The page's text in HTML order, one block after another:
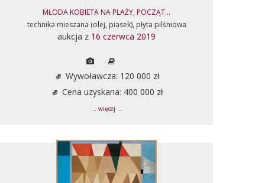
MŁODA KOBIETA NA PLAŻY, POCZĄT...
technika mieszana (olej, piasek), płyta pilśniowa
aukcja z 16 czerwca 2019
Wywoławcza: 120 000 zł
Cena uzyskana: 400 000 zł
... więcej ...